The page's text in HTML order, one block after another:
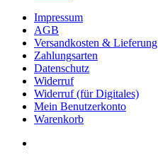
Impressum
AGB
Versandkosten & Lieferung
Zahlungsarten
Datenschutz
Widerruf
Widerruf (für Digitales)
Mein Benutzerkonto
Warenkorb